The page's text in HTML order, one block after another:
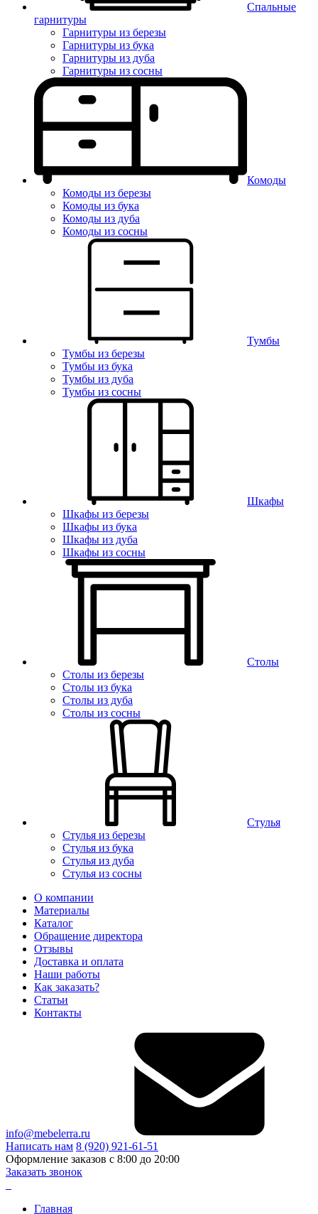
Спальные
гарнитуры
Гарнитуры из березы
Гарнитуры из бука
Гарнитуры из дуба
Гарнитуры из сосны
Комоды
Комоды из березы
Комоды из бука
Комоды из дуба
Комоды из сосны
Тумбы
Тумбы из березы
Тумбы из бука
Тумбы из дуба
Тумбы из сосны
Шкафы
Шкафы из березы
Шкафы из бука
Шкафы из дуба
Шкафы из сосны
Столы
Столы из березы
Столы из бука
Столы из дуба
Столы из сосны
Стулья
Стулья из березы
Стулья из бука
Стулья из дуба
Стулья из сосны
О компании
Материалы
Каталог
Обращение директора
Отзывы
Доставка и оплата
Наши работы
Как заказать?
Статьи
Контакты
info@mebelerra.ru
Написать нам 8 (920) 921-61-51
Оформление заказов с 8:00 до 20:00
Заказать звонок
Главная